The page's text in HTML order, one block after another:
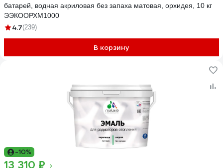
батарей, водная акриловая без запаха матовая, орхидея, 10 кг
ЭЭКООРХМ1000
4.7(239)
В корзину
-10%
13 310 ₽